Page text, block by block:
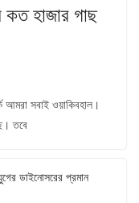
কত হাজার গাছ
আমরা সবাই ওয়াকিবহাল।
তবে
ডাইনোসরের প্রমান